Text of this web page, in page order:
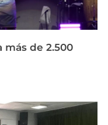
más de 2.500